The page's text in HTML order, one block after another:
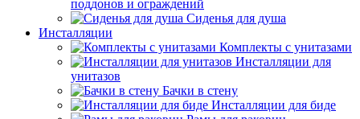
поддонов и ограждений
Сиденья для душа
Инсталляции
Комплекты с унитазами
Инсталляции для
унитазов
Бачки в стену
Инсталляции для биде